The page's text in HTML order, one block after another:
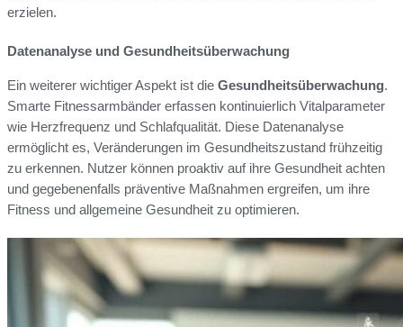
erzielen.
Datenanalyse und Gesundheitsüberwachung
Ein weiterer wichtiger Aspekt ist die Gesundheitsüberwachung.
Smarte Fitnessarmbänder erfassen kontinuierlich Vitalparameter
wie Herzfrequenz und Schlafqualität. Diese Datenanalyse
ermöglicht es, Veränderungen im Gesundheitszustand frühzeitig
zu erkennen. Nutzer können proaktiv auf ihre Gesundheit achten
und gegebenenfalls präventive Maßnahmen ergreifen, um ihre
Fitness und allgemeine Gesundheit zu optimieren.